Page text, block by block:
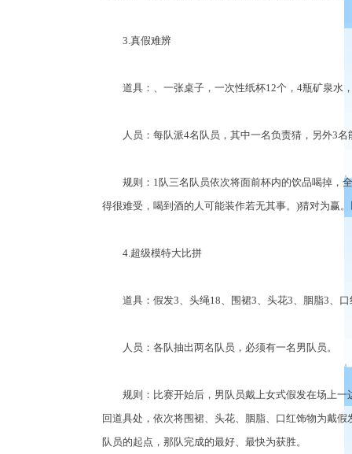
3.真假难辨
道具：、一张桌子，一次性纸杯12个，4瓶矿泉水
人员：每队派4名队员，其中一名负责猜，另外3名
规则：1队三名队员依次将面前杯内的饮品喝掉，全
得很难受，喝到酒的人可能装作若无其事。)猜对为赢
4.超级模特大比拼
道具：假发3、头绳18、围裙3、头花3、胭脂3、口
人员：各队抽出两名队员，必须有一名男队员。
规则：比赛开始后，男队员戴上女式假发在场上一
回道具处，依次将围裙、头花、胭脂、口红饰物为戴
队员的起点，那队完成的最好、最快为获胜。